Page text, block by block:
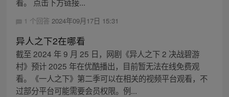
1 个回答 2024年09月17日 15:31
异人之下2在哪看
截至 2024 年 9 月 25 日，网剧《异人之下 2 决战碧游
村》预计 2025 年在优酷播出，目前暂无法在线免费观
看。《一人之下》第二季可以在相关的视频平台观看，不
过部分平台可能需要会员权限。例...